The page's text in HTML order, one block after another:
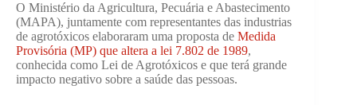
O Ministério da Agricultura, Pecuária e Abastecimento
(MAPA), juntamente com representantes das industrias
de agrotóxicos elaboraram uma proposta de Medida
Provisória (MP) que altera a lei 7.802 de 1989,
conhecida como Lei de Agrotóxicos e que terá grande
impacto negativo sobre a saúde das pessoas.